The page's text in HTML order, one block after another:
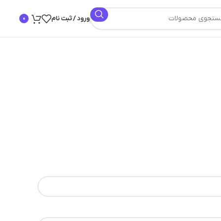
ورود / ثبت نام 0